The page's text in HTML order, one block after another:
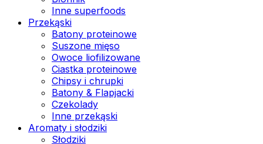
Inne superfoods
Przekąski
Batony proteinowe
Suszone mięso
Owoce liofilizowane
Ciastka proteinowe
Chipsy i chrupki
Batony & Flapjacki
Czekolady
Inne przekąski
Aromaty i słodziki
Słodziki